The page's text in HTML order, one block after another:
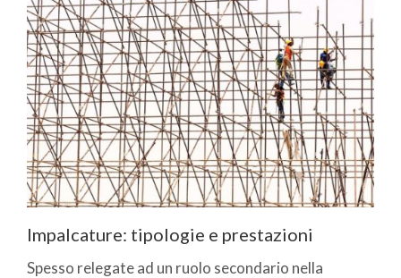
Impalcature: tipologie e prestazioni
Spesso relegate ad un ruolo secondario nella